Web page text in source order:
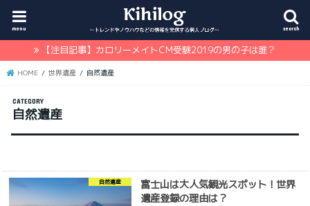
search
menu
【注目記事】カロリーメイトCM受験2019の男の子は誰？
HOME 世界遺産 自然遺産
自然遺産
自然遺産
富士山は大人気観光スポット！世界
遺産登録の理由は？